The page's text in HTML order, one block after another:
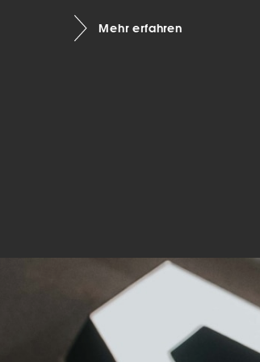
Mehr erfahren